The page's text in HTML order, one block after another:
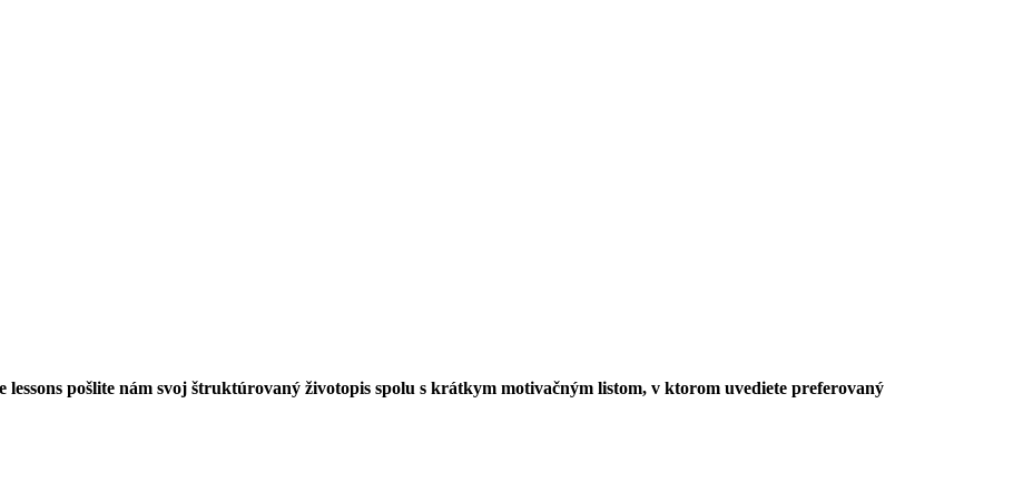
pošlite nám svoj štruktúrovaný životopis spolu s krátkym motivačným listom, v ktorom uvediete preferovaný